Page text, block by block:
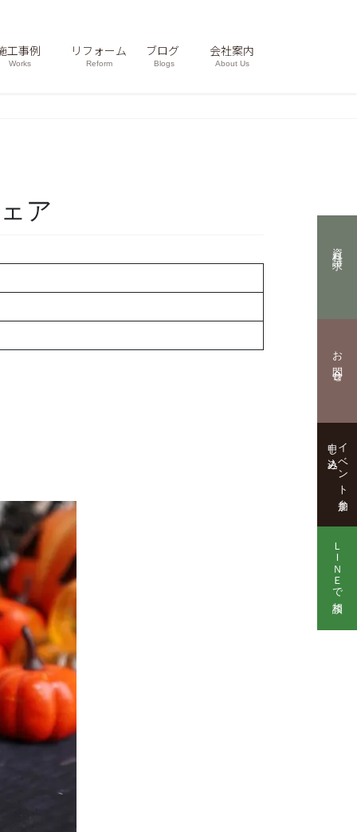
工事例
Works
リフォーム
Reform
ブログ
Blogs
会社案内
About Us
ア
資料請求
お問合せ
イベント参加
申し込み
ＬＩＮＥで相談